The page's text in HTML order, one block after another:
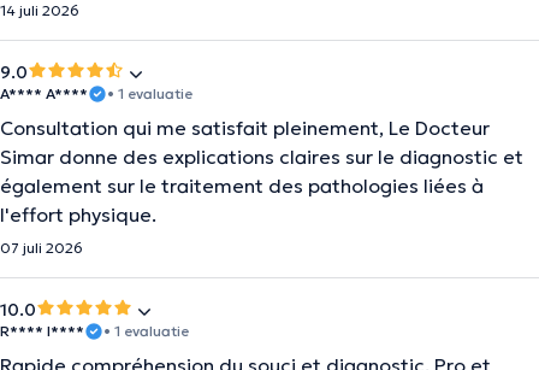
14 juli 2026
9.0
A**** A**** • 1 evaluatie
Consultation qui me satisfait pleinement, Le Docteur
Simar donne des explications claires sur le diagnostic et
également sur le traitement des pathologies liées à
l'effort physique.
07 juli 2026
10.0
R**** I**** • 1 evaluatie
Rapide compréhension du souci et diagnostic. Pro et